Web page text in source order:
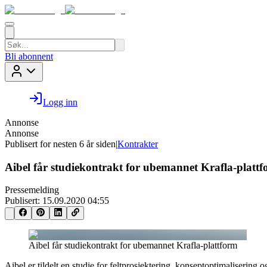
Bli abonnent
Logg inn
Annonse
Annonse
Publisert for nesten 6 år siden|Kontrakter
Aibel får studiekontrakt for ubemannet Krafla-
Pressemelding
Publisert: 15.09.2020 04:55
Aibel får studiekontrakt for ubemannet Krafla-plattform